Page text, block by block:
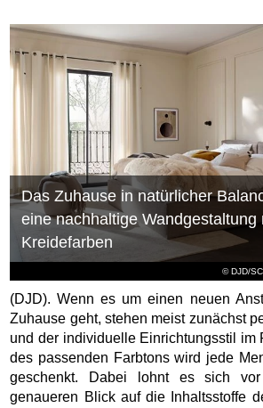
© DJD/
Das Zuhause in natürlicher
eine nachhaltige Wandgestaltung
Kreidefarben
(DJD). Wenn es um einen neuen
Zuhause geht, stehen meist zunächst
und der individuelle Einrichtungsstil im
des passenden Farbtons wird jede
geschenkt. Dabei lohnt es sich
genaueren Blick auf die Inhaltsstoffe